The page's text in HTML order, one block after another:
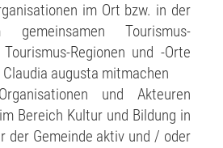
im Ort bzw. in der
gemeinsamen Tourismus-
Regionen und -Orte
augusta mitmachen
und Akteuren
Bereich Kultur und Bildung in
der Gemeinde aktiv und / oder